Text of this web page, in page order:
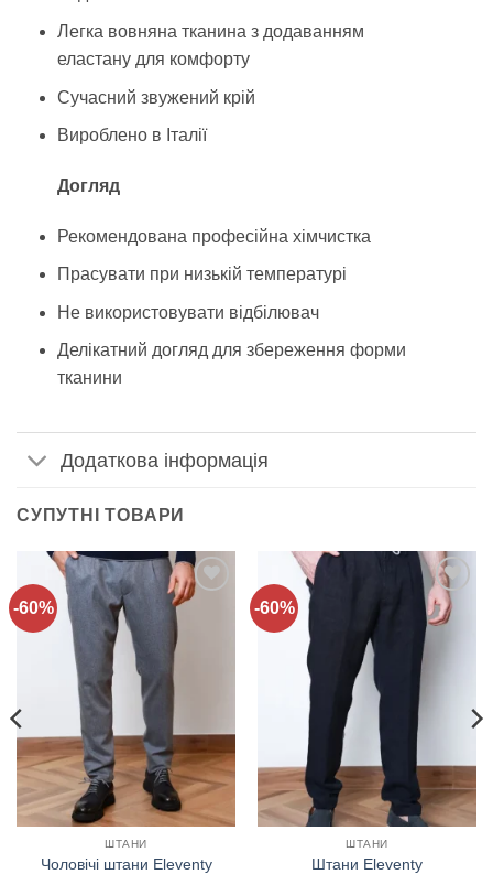
Легка вовняна тканина з додаванням
еластану для комфорту
Сучасний звужений крій
Вироблено в Італії
Догляд
Рекомендована професійна хімчистка
Прасувати при низькій температурі
Не використовувати відбілювач
Делікатний догляд для збереження форми
тканини
Додаткова інформація
СУПУТНІ ТОВАРИ
-60%
Додати
бажань!
ШТАНИ
Чоловічі штани Eleventy
-60%
Додати
до
списку
бажань!
ШТАНИ
Штани Eleventy